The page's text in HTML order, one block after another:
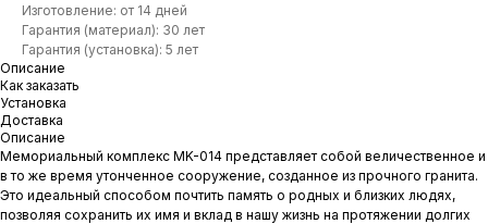
Изготовление: от 14 дней
Гарантия (материал): 30 лет
Гарантия (установка): 5 лет
Описание
Как заказать
Установка
Доставка
Описание
Мемориальный комплекс MK-014 представляет собой величественное и
в то же время утонченное сооружение, созданное из прочного гранита.
Это идеальный способом почтить память о родных и близких людях,
позволяя сохранить их имя и вклад в нашу жизнь на протяжении долгих